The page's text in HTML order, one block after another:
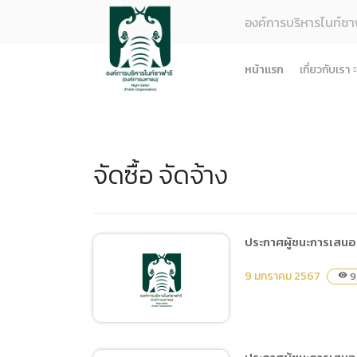
องค์การบริหารไนท์ซ
หน้าแรก เกี่ยวกับเรา
ข้อมูล
การจั
ข้อบัง
จัดซื้อ จัดจ้าง
ประกาศผู้ชนะการเสน
9 มกราคม 2567 visibility